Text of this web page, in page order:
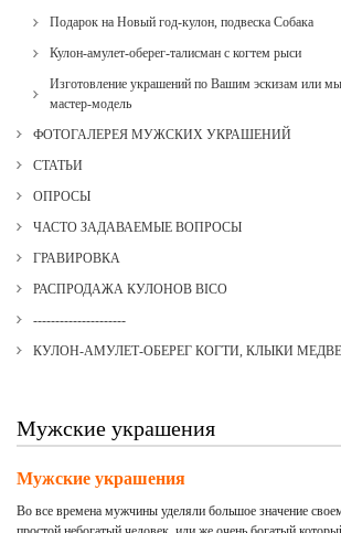
Подарок на Новый год-кулон, подвеска Собака
Кулон-амулет-оберег-талисман с когтем рыси
Изготовление украшений по Вашим эскизам или
мастер-модель
ФОТОГАЛЕРЕЯ МУЖСКИХ УКРАШЕНИЙ
СТАТЬИ
ОПРОСЫ
ЧАСТО ЗАДАВАЕМЫЕ ВОПРОСЫ
ГРАВИРОВКА
РАСПРОДАЖА КУЛОНОВ BICO
---------------------
КУЛОН-АМУЛЕТ-ОБЕРЕГ КОГТИ, КЛЫКИ
Мужские украшения
Мужские украшения
Во все времена мужчины уделяли большое значение